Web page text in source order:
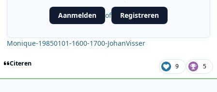
Aanmelden of Registreren
Monique-19850101-1600-1700-JohanVisser
Citeren 9 5